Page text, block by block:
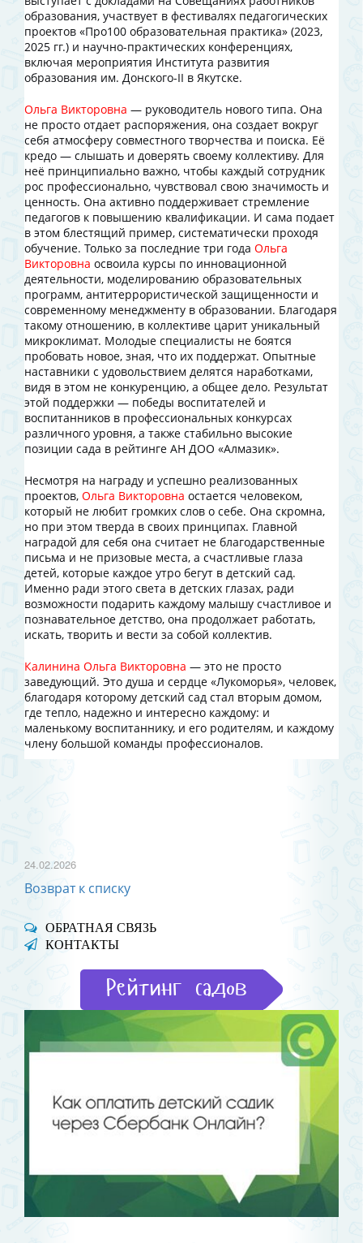
образования, участвует в фестивалях педагогических
проектов «Про100 образовательная практика» (2023,
2025 гг.) и научно-практических конференциях,
включая мероприятия Института развития
образования им. Донского-II в Якутске.
Ольга Викторовна — руководитель нового типа. Она
не просто отдает распоряжения, она создает вокруг
себя атмосферу совместного творчества и поиска. Её
кредо — слышать и доверять своему коллективу. Для
неё принципиально важно, чтобы каждый сотрудник
рос профессионально, чувствовал свою значимость и
ценность. Она активно поддерживает стремление
педагогов к повышению квалификации. И сама подает
в этом блестящий пример, систематически проходя
обучение. Только за последние три года Ольга
Викторовна освоила курсы по инновационной
деятельности, моделированию образовательных
программ, антитеррористической защищенности и
современному менеджменту в образовании. Благодаря
такому отношению, в коллективе царит уникальный
микроклимат. Молодые специалисты не боятся
пробовать новое, зная, что их поддержат. Опытные
наставники с удовольствием делятся наработками,
видя в этом не конкуренцию, а общее дело. Результат
этой поддержки — победы воспитателей и
воспитанников в профессиональных конкурсах
различного уровня, а также стабильно высокие
позиции сада в рейтинге АН ДОО «Алмазик».
Несмотря на награду и успешно реализованных
проектов, Ольга Викторовна остается человеком,
который не любит громких слов о себе. Она скромна,
но при этом тверда в своих принципах. Главной
наградой для себя она считает не благодарственные
письма и не призовые места, а счастливые глаза
детей, которые каждое утро бегут в детский сад.
Именно ради этого света в детских глазах, ради
возможности подарить каждому малышу счастливое и
познавательное детство, она продолжает работать,
искать, творить и вести за собой коллектив.
Калинина Ольга Викторовна — это не просто
заведующий. Это душа и сердце «Лукоморья», человек,
благодаря которому детский сад стал вторым домом,
где тепло, надежно и интересно каждому: и
маленькому воспитаннику, и его родителям, и каждому
члену большой команды профессионалов.
24.02.2026
Возврат к списку
ОБРАТНАЯ СВЯЗЬ
КОНТАКТЫ
Рейтинг садов